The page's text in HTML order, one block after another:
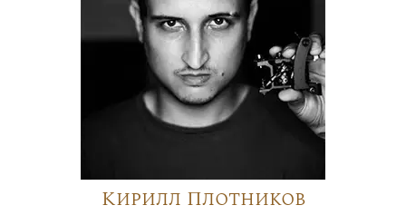
Кирилл Плотников